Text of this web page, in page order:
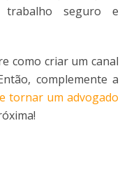
seguro e
como criar um canal
complemente a
tornar um advogado